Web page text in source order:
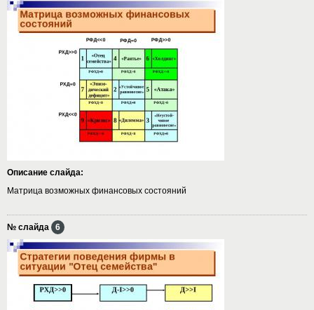
Описание слайда:
Матрица возможных финансовых состояний
№ слайда 6